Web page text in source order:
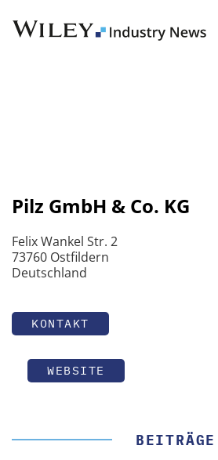
Pilz GmbH & Co. KG
Felix Wankel Str. 2
73760 Ostfildern
Deutschland
KONTAKT
WEBSITE
BEITRÄGE